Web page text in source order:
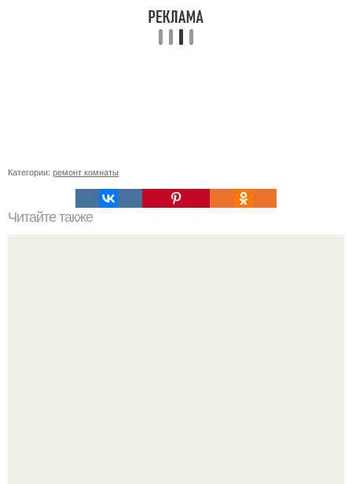
Категории: ремонт комнаты
Читайте также